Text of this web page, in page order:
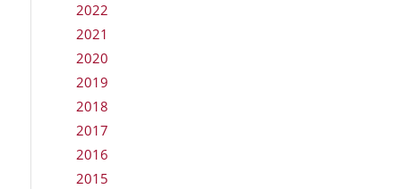
2022
2021
2020
2019
2018
2017
2016
2015